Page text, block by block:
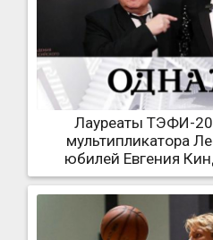
Лауреаты ТЭФИ-
мультипликатора
юбилей Евгения